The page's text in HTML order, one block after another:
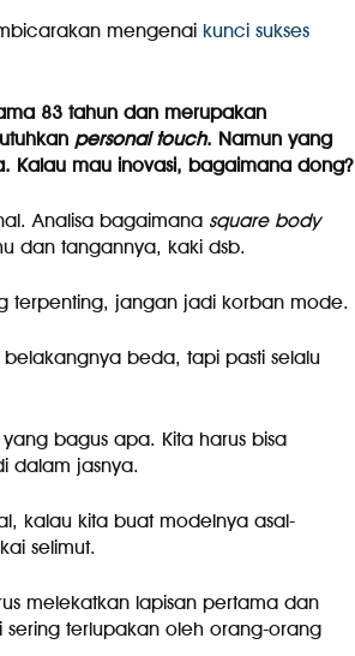
mengenai kunci sukses
83 tahun dan merupakan
personal touch. Namun yang
Kalau mau inovasi, bagaimana dong?
Analisa bagaimana square body
dan tangannya, kaki dsb.
terpenting, jangan jadi korban mode.
beda, tapi pasti selalu
bagus apa. Kita harus bisa
dalam jasnya.
kalau kita buat modelnya asal-
selimut.
melekatkan lapisan pertama dan
terlupakan oleh orang-orang